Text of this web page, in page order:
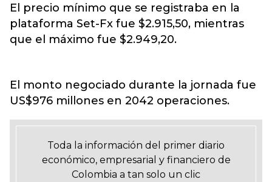
El precio mínimo que se registraba en la
plataforma Set-Fx fue $2.915,50, mientras
que el máximo fue $2.949,20.
El monto negociado durante la jornada fue
US$976 millones en 2042 operaciones.
Toda la información del primer diario
económico, empresarial y financiero de
Colombia a tan solo un clic